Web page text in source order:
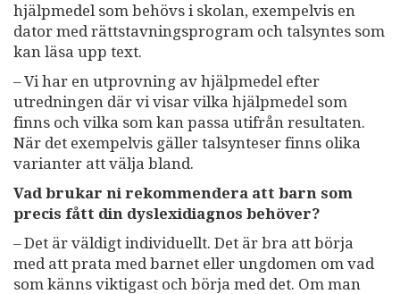
hjälpmedel som behövs i skolan, exempelvis en
dator med rättstavningsprogram och talsyntes som
kan läsa upp text.
– Vi har en utprovning av hjälpmedel efter
utredningen där vi visar vilka hjälpmedel som
finns och vilka som kan passa utifrån resultaten.
När det exempelvis gäller talsynteser finns olika
varianter att välja bland.
Vad brukar ni rekommendera att barn som
precis fått din dyslexidiagnos behöver?
– Det är väldigt individuellt. Det är bra att börja
med att prata med barnet eller ungdomen om vad
som känns viktigast och börja med det. Om man